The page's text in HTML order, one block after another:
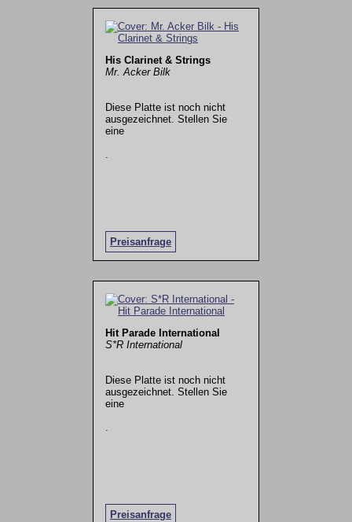
His Clarinet & Strings
Mr. Acker Bilk
Diese Platte ist noch nicht
ausgezeichnet. Stellen Sie
eine
Preisanfrage
Hit Parade International
S*R International
Diese Platte ist noch nicht
ausgezeichnet. Stellen Sie
eine
Preisanfrage
.